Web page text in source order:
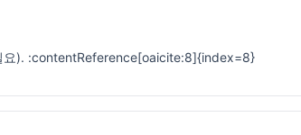
요). :contentReference[oaicite:8]{index=8}